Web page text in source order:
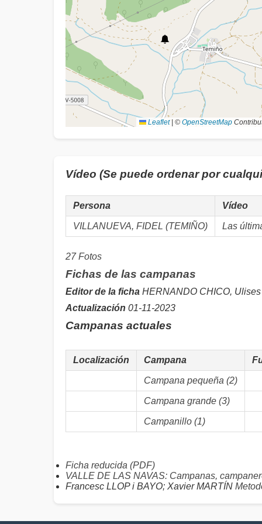
Leaflet © OpenStreetMap
Vídeo (Se puede ordenar por
Persona Vídeo
VILLANUEVA, FIDEL (TEMIÑO) Las
27 Fotos
Fichas de las campanas
Editor de la ficha HERNANDO CHICO, Ulises
Actualización 01-11-2023
Campanas actuales
Localización Campana
Campana pequeña (2)
Campana grande (3)
Campanillo (1)
Ficha reducida (PDF)
VALLE DE LAS NAVAS: Campanas,
Francesc LLOP i BAYO; Xavier MARTÍN